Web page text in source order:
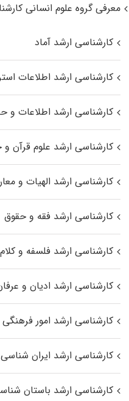
معرفی گروه علوم انسانی
کارشناسی ارشد آماد
کارشناسی ارشد اطلاعات
کارشناسی ارشد اطلاعات و
کارشناسی ارشد علوم قرآن
کارشناسی ارشد الهیات و
کارشناسی ارشد فقه و حقوق
کارشناسی ارشد فلسفه و
کارشناسی ارشد ادیان و
کارشناسی ارشد امور فرهنگی
کارشناسی ارشد ایران شناسی
کارشناسی ارشد باستان